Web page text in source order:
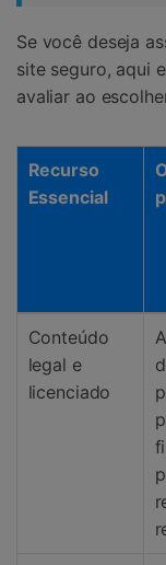
Se você deseja
site seguro, aqui
avaliar ao
Recurso
Essencial
Conteúdo
legal e
licenciado